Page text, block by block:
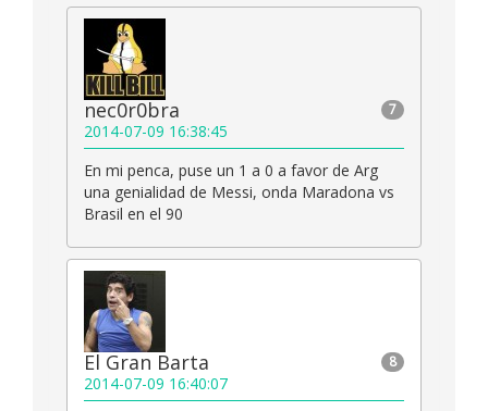
7
nec0r0bra
2014-07-09 16:38:45
En mi penca, puse un 1 a 0 a favor de Arg
una genialidad de Messi, onda Maradona vs
Brasil en el 90
8
El Gran Barta
2014-07-09 16:40:07